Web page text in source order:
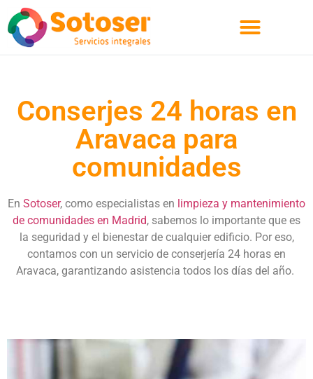
Conserjes 24 horas en
Aravaca para
comunidades
En Sotoser, como especialistas en impieza y mantenimiento
de comunidades en Madrid, sabemos lo importante que es
la seguridad y el bienestar de cualquier edificio. Por eso,
contamos con un servicio de conserjería 24 horas en
Aravaca, garantizando asistencia todos los días del año.